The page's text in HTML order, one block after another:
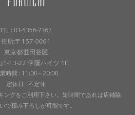
TEL : 03-5356-7362
住所:〒157-0061
東京都世田谷区
1-13-22 伊藤ハイツ 1F
時間 : 11:00～20:00
定休日 : 不定休
ングをご利用下さい。短時間であれば店鋪脇
で積み下ろしが可能です。